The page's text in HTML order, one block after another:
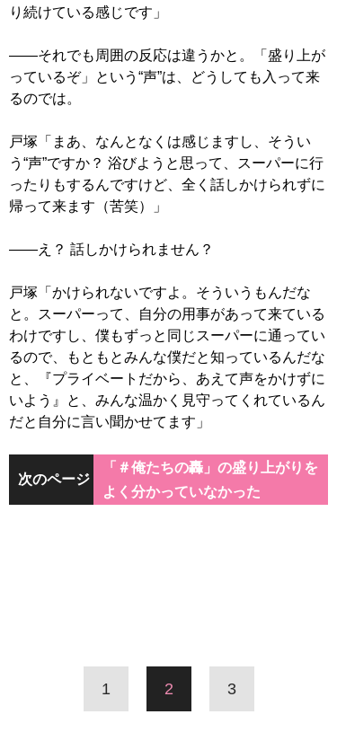
り続けている感じです」
――それでも周囲の反応は違うかと。「盛り上が
っているぞ」という“声”は、どうしても入って来
るのでは。
戸塚「まあ、なんとなくは感じますし、そうい
う“声”ですか？ 浴びようと思って、スーパーに行
ったりもするんですけど、全く話しかけられずに
帰って来ます（苦笑）」
――え？ 話しかけられません？
戸塚「かけられないですよ。そういうもんだな
と。スーパーって、自分の用事があって来ている
わけですし、僕もずっと同じスーパーに通ってい
るので、もともとみんな僕だと知っているんだな
と、『プライベートだから、あえて声をかけずに
いよう』と、みんな温かく見守ってくれているん
だと自分に言い聞かせてます」
次のページ
「＃俺たちの轟」の盛り上がりを
よく分かっていなかった
1 2 3